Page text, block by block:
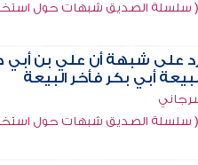
سلسلة الصديق شبهات حول
على شبهة أن علي بن أبي
أبي بكر فأخر البيعة
سلسلة الصديق شبهات حول